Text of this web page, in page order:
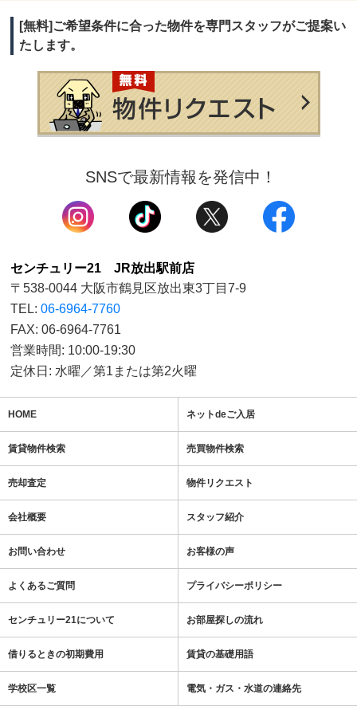
[無料]ご希望条件に合った物件を専門スタッフがご提案い
たします。
SNSで最新情報を発信中！
センチュリー21 JR放出駅前店
〒538-0044 大阪市鶴見区放出東3丁目7-9
TEL:06-6964-7760
FAX: 06-6964-7761
営業時間: 10:00-19:30
定休日: 水曜／第1または第2火曜
HOME ネットdeご入居
賃貸物件検索 売買物件検索
売却査定 物件リクエスト
会社概要 スタッフ紹介
お問い合わせ お客様の声
よくあるご質問 プライバシーポリシー
センチュリー21について お部屋探しの流れ
借りるときの初期費用 賃貸の基礎用語
学校区一覧 電気・ガス・水道の連絡先